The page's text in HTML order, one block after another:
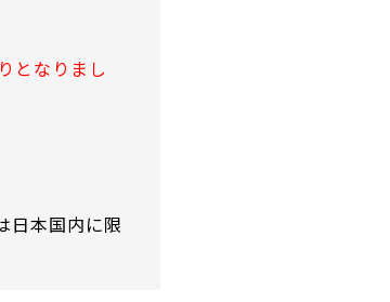
となりまし
日本国内に限